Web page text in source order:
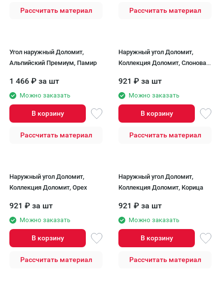
Рассчитать материал Рассчитать материал
Угол наружный Доломит,
Альпийский Премиум, Памир
1 466 ₽ за шт
Можно заказать
В корзину
Рассчитать материал
Наружный угол Доломит,
Коллекция Доломит, Слоновая
921 ₽ за шт
Можно заказать
В корзину
Рассчитать материал
Наружный угол Доломит,
Коллекция Доломит, Орех
921 ₽ за шт
Можно заказать
В корзину
Рассчитать материал
Наружный угол Доломит,
Коллекция Доломит, Корица
921 ₽ за шт
Можно заказать
В корзину
Рассчитать материал